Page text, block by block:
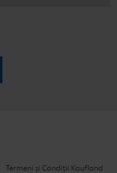
Termeni și Condiții Kaufland